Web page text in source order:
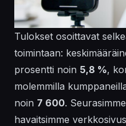
Tulokset osoittavat
toimintaan:
prosentti noin 5,8 %,
molemmilla
noin 7 600.
havaitsimme